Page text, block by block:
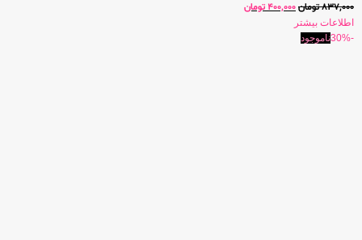
837,000تومان400,000 تومان
اطلاعات بیشتر
-30%
ناموجود